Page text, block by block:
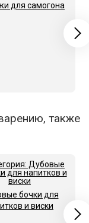
для самогона
также
бочки для
и виски